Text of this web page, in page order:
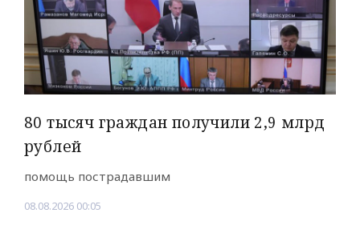
80 тысяч граждан получили 2,9 млрд
рублей
помощь пострадавшим
08.08.2026 00:05